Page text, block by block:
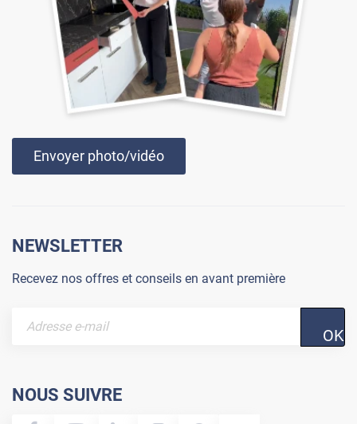
Envoyer photo/vidéo
NEWSLETTER
Recevez nos offres et conseils en avant première
OK
NOUS SUIVRE